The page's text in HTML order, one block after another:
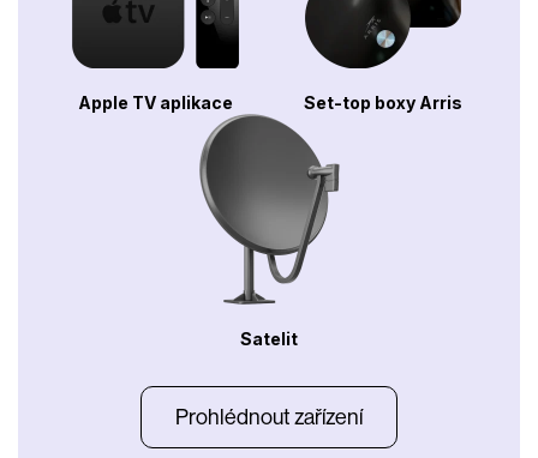
Apple TV aplikace Set-top boxy Arris
Satelit
Prohlédnout zařízení